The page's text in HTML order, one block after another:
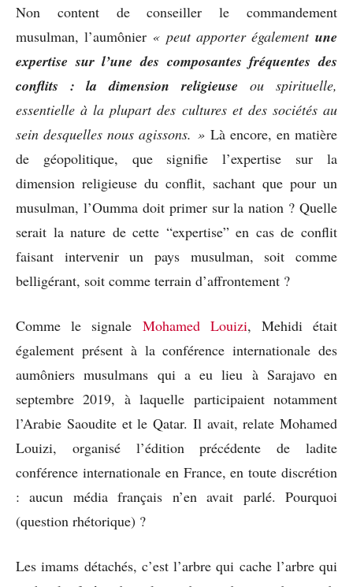
Non content de conseiller le commandement
musulman, l’aumônier « peut apporter égalementune
expertise sur l’une des composantes fréquentes des
conflits : la dimension religieuseou spirituelle,
essentielle à la plupart des cultures et des sociétés au
sein desquelles nous agissons. » Là encore, en matière
de géopolitique, que signifie l’expertise sur la
dimension religieuse du conflit, sachant que pour un
musulman, l’Oumma doit primer sur la nation ? Quelle
serait la nature de cette “expertise” en cas de conflit
faisant intervenir un pays musulman, soit comme
belligérant, soit comme terrain d’affrontement ?
Comme le signale Mohamed Louizi, Mehidi était
également présent à la conférence internationale des
aumôniers musulmans qui a eu lieu à Sarajavo en
septembre 2019, à laquelle participaient notamment
l’Arabie Saoudite et le Qatar. Il avait, relate Mohamed
Louizi, organisé l’édition précédente de ladite
conférence internationale en France, en toute discrétion
: aucun média français n’en avait parlé. Pourquoi
(question rhétorique) ?
Les imams détachés, c’est l’arbre qui cache l’arbre qui